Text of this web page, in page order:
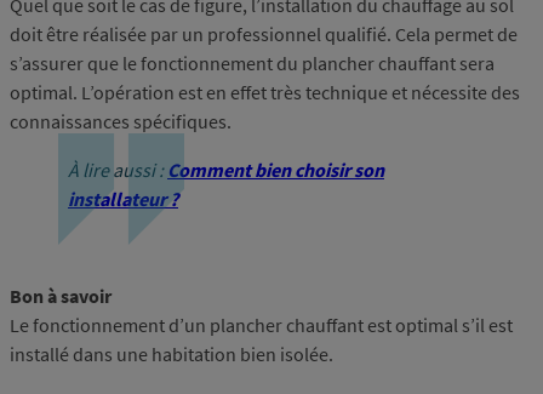
doit être réalisée par un professionnel qualifié. Cela permet de
s’assurer que le fonctionnement du plancher chauffant sera
optimal. L’opération est en effet très technique et nécessite des
connaissances spécifiques.
À lire aussi : Comment bien choisir son
installateur ?
Bon à savoir
Le fonctionnement d’un plancher chauffant est optimal s’il est
installé dans une habitation bien isolée.